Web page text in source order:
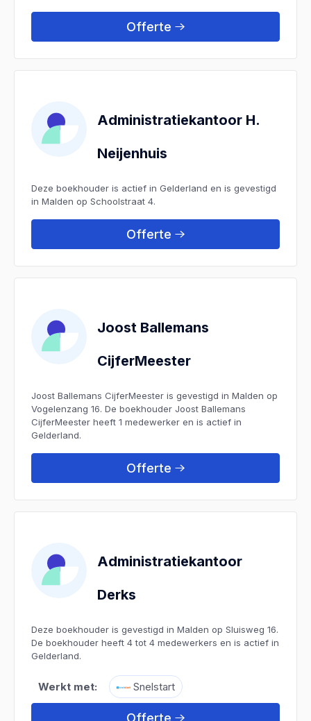
Offerte
Administratiekantoor H.
Neijenhuis
Deze boekhouder is actief in Gelderland en is gevestigd
in Malden op Schoolstraat 4.
Offerte
Joost Ballemans
CijferMeester
Joost Ballemans CijferMeester is gevestigd in Malden op
Vogelenzang 16. De boekhouder Joost Ballemans
CijferMeester heeft 1 medewerker en is actief in
Gelderland.
Offerte
Administratiekantoor
Derks
Deze boekhouder is gevestigd in Malden op Sluisweg 16.
De boekhouder heeft 4 tot 4 medewerkers en is actief in
Gelderland.
Werkt met: Snelstart
Offerte